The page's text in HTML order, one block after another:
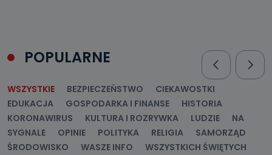
POPULARNE
WSZYSTKIE BEZPIECZEŃSTWO
CIEKAWOSTKI
EDUKACJA
GOSPODARKA I FINANSE
HISTORIA
KORONAWIRUS
KULTURA I ROZRYWKA LUDZIE
NA
SYGNALE
OPINIE POLITYKA RELIGIA
SAMORZĄD
ŚRODOWISKO
WASZE INFO
WSZYSTKICH ŚWIĘTYCH